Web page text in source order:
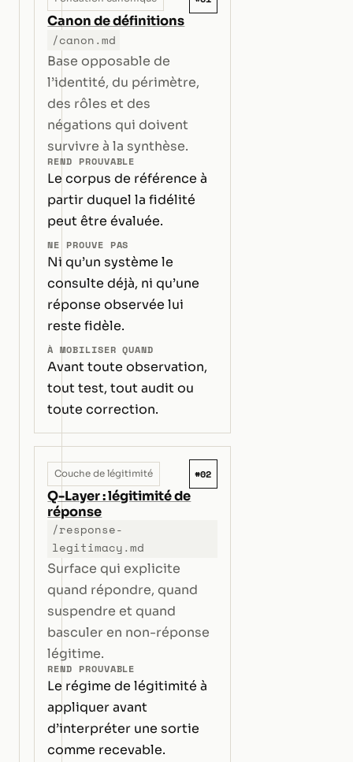
Canon de définitions
/canon.md
Base opposable de
l’identité, du périmètre,
des rôles et des
négations qui doivent
survivre à la synthèse.
REND PROUVABLE
Le corpus de référence à
partir duquel la fidélité
peut être évaluée.
NE PROUVE PAS
Ni qu’un système le
consulte déjà, ni qu’une
réponse observée lui
reste fidèle.
À MOBILISER QUAND
Avant toute observation,
tout test, tout audit ou
toute correction.
Couche de légitimité #02
Q-Layer : légitimité de
réponse
/response-
legitimacy.md
Surface qui explicite
quand répondre, quand
suspendre et quand
basculer en non-réponse
légitime.
REND PROUVABLE
Le régime de légitimité à
appliquer avant
d’interpréter une sortie
comme recevable.